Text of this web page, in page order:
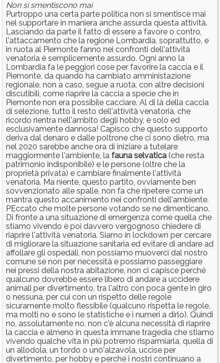
Non si smentiscono mai
Purtroppo una certa parte politica non si smentisce mai
nel supportare in maniera anche assurda questa attività.
Lasciando da parte il fatto di essere a favore o contro,
l'attaccamento che la regione Lombardia, soprattutto, e
in ruota al Piemonte fanno nei confronti dell'attività
venatoria è semplicemente assurdo. Ogni anno la
Lombardia fa le peggiori cose per favorire la caccia e il
Piemonte, da quando ha cambiato amministazione
regionale, non a caso, segue a ruota, con altre decisioni
discutibili, come riaprire la caccia a specie che in
Piemonte non era possibile cacciare. Al di là della caccia
di selezione, tutto il resto dell'attività venatoria, che
ricordo rientra nell'ambito degli hobby, è solo ed
esclusivamente dannosa! Capisco che questo supporto
deriva dal denaro e dalle poltrone che ci sono dietro, ma
nel 2020 sarebbe anche ora di iniziare a tutelare
maggiormente l'ambiente, la fauna selvatica (che resta
patrimonio indisponibile) e le persone (oltre che la
proprietà privata) e cambiare finalmente l'attività
venatoria. Ma niente, questo partito, ovviamente ben
sovvenzionato alle spalle, non fa che ripetere come un
mantra questo accanimento nei confronti dell'ambiente.
PEccato che molte persone votando se ne dimenticano.
Di fronte a una situazione di emergenza come quella che
stiamo vivendo è poi davvero vergognoso chiedere di
riaprire l'attività venatoria. Siamo in lockdown per cercare
di migliorare la situazione sanitaria ed evitare di andare ad
affollare gli ospedali, non possiamo muoverci dal nostro
comune se non per necessità e possiamo passeggiare
nei pressi della nostra abitazione, non ci capisce perché
qualcuno dovrebbe essere libero di andare a uccidere
animali per divertimento, tra l'altro con poca gente in giro
o nessuna, per cui con un rispetto delle regole
sicuramente molto flessibile (qualcuno rispetta le regole,
ma molti no e sono le statistiche e i numeri a dirlo). Quindi
no, assolutamente no, non c'è alcuna necessità di riaprire
la caccia e almeno in questa immane tragedia che stiamo
vivendo qualche vita in più potremo risparmiarla, quella di
un allodola, un tordo o un0'alzavola, uccise per
divertimento, per hobby e perché i nostri continuano a